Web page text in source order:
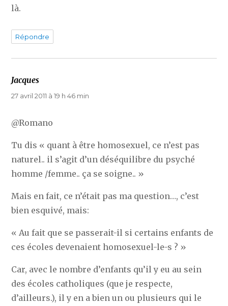
là.
Répondre
Jacques
27 avril 2011 à 19 h 46 min
@Romano
Tu dis « quant à être homosexuel, ce n’est pas
naturel.. il s’agit d’un déséquilibre du psyché
homme /femme.. ça se soigne.. »
Mais en fait, ce n’était pas ma question…, c’est
bien esquivé, mais:
« Au fait que se passerait-il si certains enfants de
ces écoles devenaient homosexuel-le-s ? »
Car, avec le nombre d’enfants qu’il y eu au sein
des écoles catholiques (que je respecte,
d’ailleurs.), il y en a bien un ou plusieurs qui le